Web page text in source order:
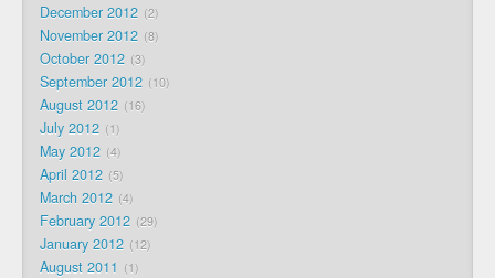
December 2012 2
November 2012 8
October 2012 3
September 2012 10
August 2012 16
July 2012 1
May 2012 4
April 2012 5
March 2012 4
February 2012 29
January 2012 12
August 2011 1